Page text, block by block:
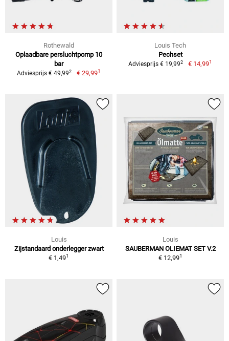
Rothewald
Oplaadbare persluchtpomp 10
bar
Adviesprijs € 49,992 € 29,991
Louis Tech
Pechset
Adviesprijs € 19,992 € 14,991
Louis
Zijstandaard onderlegger zwart
€ 1,491
Louis
SAUBERMAN OLIEMAT SET V.2
€ 12,991